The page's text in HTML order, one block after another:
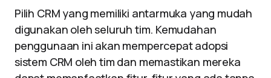
Pilih CRM yang memiliki antarmuka yang mudah
digunakan oleh seluruh tim. Kemudahan
penggunaan ini akan mempercepat adopsi
sistem CRM oleh tim dan memastikan mereka